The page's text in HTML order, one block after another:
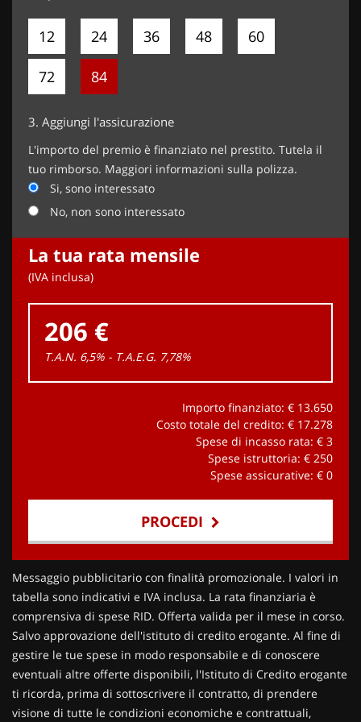
12 24 36 48 60
72 84
3. Aggiungi l'assicurazione
L'importo del premio è finanziato nel prestito. Tutela il
tuo rimborso. Maggiori informazioni sulla polizza.
Si, sono interessato
No, non sono interessato
La tua rata mensile
(IVA inclusa)
206 €
T.A.N. 6,5% - T.A.E.G. 7,78%
Importo finanziato: € 13.650
Costo totale del credito: € 17.278
Spese di incasso rata: € 3
Spese istruttoria: € 250
Spese assicurative: € 0
PROCEDI
Contattaci
Messaggio pubblicitario con finalità promozionale. I valori in
tabella sono indicativi e IVA inclusa. La rata finanziaria è
comprensiva di spese RID. Offerta valida per il mese in corso.
Salvo approvazione dell'istituto di credito erogante. Al fine di
gestire le tue spese in modo responsabile e di conoscere
eventuali altre offerte disponibili, l'Istituto di Credito erogante
ti ricorda, prima di sottoscrivere il contratto, di prendere
visione di tutte le condizioni economiche e contrattuali,